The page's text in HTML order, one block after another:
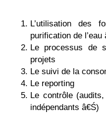
L’utilisation des
purification de l’eau
Le processus de
projets
Le suivi de la
Le reporting
Le contrôle
indépendants â€Ś)